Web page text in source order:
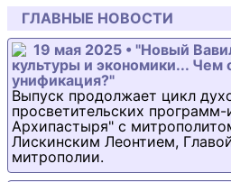
ГЛАВНЫЕ НОВОСТИ
19 мая 2025 • "Новый
культуры и экономики... Чем
унификация?"
Выпуск продолжает цикл
просветительских
Архипастыря" с
Лискинским Леонтием,
митрополии.